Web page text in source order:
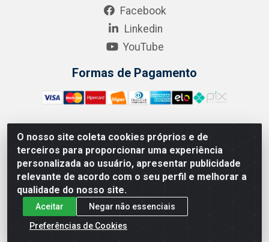
O nosso site coleta cookies próprios e de
terceiros para proporcionar uma experiência
personalizada ao usuário, apresentar publicidade
relevante de acordo com o seu perfil e melhorar a
qualidade do nosso site.
Aceitar
Negar não essenciais
Preferências de Cookies
Facebook
Linkedin
YouTube
Formas de Pagamento
A.R. RODRIGUEZ SOLUÇÕES EM SAÚDE - Endereço Av.
Joaquim Nabuco, 2235 - Centro, Manaus - AM, CEP 69020-
031 - CNPJ 04.562.591/0001-41